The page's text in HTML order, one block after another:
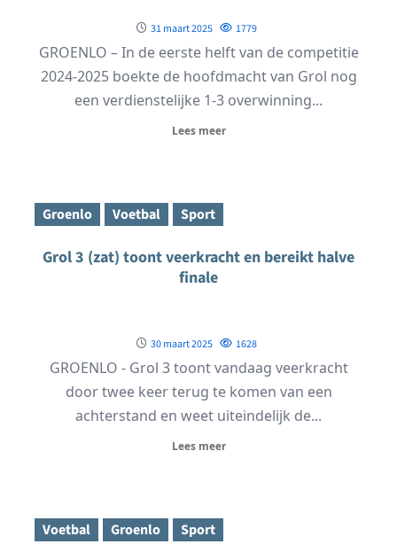
31 maart 2025 1779
GROENLO – In de eerste helft van de competitie
2024-2025 boekte de hoofdmacht van Grol nog
een verdienstelijke 1-3 overwinning...
Lees meer
Groenlo Voetbal Sport
Grol 3 (zat) toont veerkracht en bereikt halve
finale
30 maart 2025 1628
GROENLO - Grol 3 toont vandaag veerkracht
door twee keer terug te komen van een
achterstand en weet uiteindelijk de...
Lees meer
Voetbal Groenlo Sport